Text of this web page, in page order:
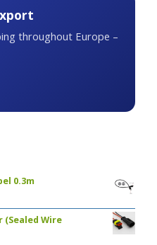
throughout Europe –
0.3m
Wire